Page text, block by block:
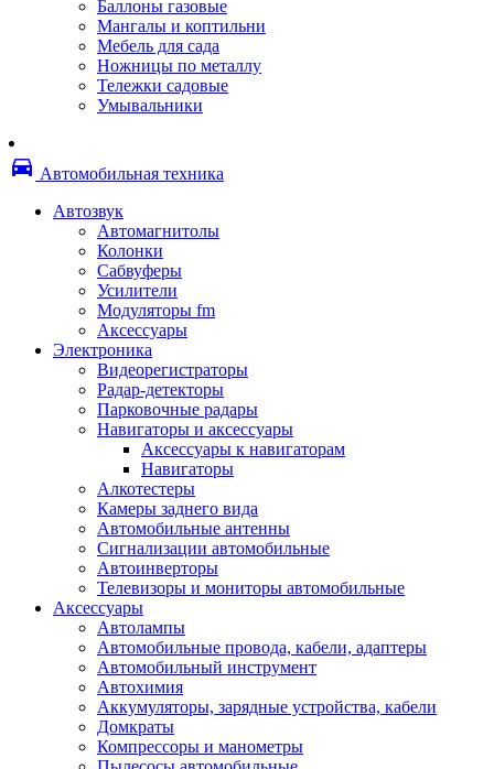
Матричные картриджи
Опции
Струйные картриджи
Термопленки
Картриджи лазерные, тонер-картриджи
Лазерные оригинальные
Снпч
Струйные оригинальные
Материалы для переплета
Запчасти и другие расходные материалы
Автоподатчики
Блоки лазера
(памперс)
Валы переноса заряда/магнитные валы
Валы резиновые/тефлоновые
Втулки/подшипники/бушинги
Девелоперы
Дозирущие лезвия
Другие зип
Кабели
Крышки
Лампы
Лотки, кассеты
Моторы/двигатели/редукторы
Платы форматирования
Ракели
Ролики/наборы роликов/насадки
Сервисные наборы
Смазки
Баллоны газовые
Мангалы и коптильни
Мебель для сада
Ножницы по металлу
Тележки садовые
Умывальники
directions_car Автомобильная техника
Автозвук
Автомагнитолы
Колонки
Сабвуферы
Усилители
Модуляторы fm
Аксессуары
Электроника
Видеорегистраторы
Радар-детекторы
Парковочные радары
Навигаторы и аксессуары
Аксессуары к навигаторам
Навигаторы
Алкотестеры
Камеры заднего вида
Автомобильные антенны
Сигнализации автомобильные
Автоинверторы
Телевизоры и мониторы автомобильные
Аксессуары
Автолампы
Автомобильные провода, кабели, адаптеры
Автомобильный инструмент
Автохимия
Аккумуляторы, зарядные устройства, кабели
Домкраты
Компрессоры и манометры